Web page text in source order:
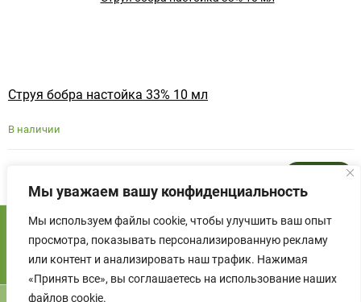
Мы уважаем вашу конфиденциальность
Мы используем файлы cookie, чтобы улучшить ваш опыт
просмотра, показывать персонализированную рекламу
или контент и анализировать наш трафик. Нажимая
«Принять все», вы соглашаетесь на использование наших
файлов cookie.
Струя бобра настойка 33% 10 мл
В наличии